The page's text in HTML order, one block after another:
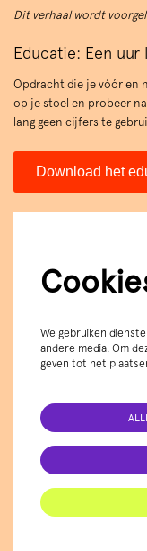
Dit verhaal wordt
Educatie: Een
Opdracht die je vóór en
op je stoel en probeer
lang geen cijfers te
Download het
We gebruiken
andere media. Om
geven tot het